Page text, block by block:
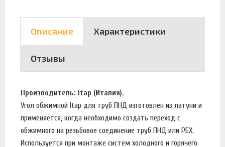
Описание Характеристики
Отзывы
Производитель: Itap (Италия).
Угол обжимной Itap для труб ПНД изготовлен из латуни и
применяется, когда необходимо создать переход с
обжимного на резьбовое соединение труб ПНД или PEX.
Используется при монтаже систем холодного и горячего